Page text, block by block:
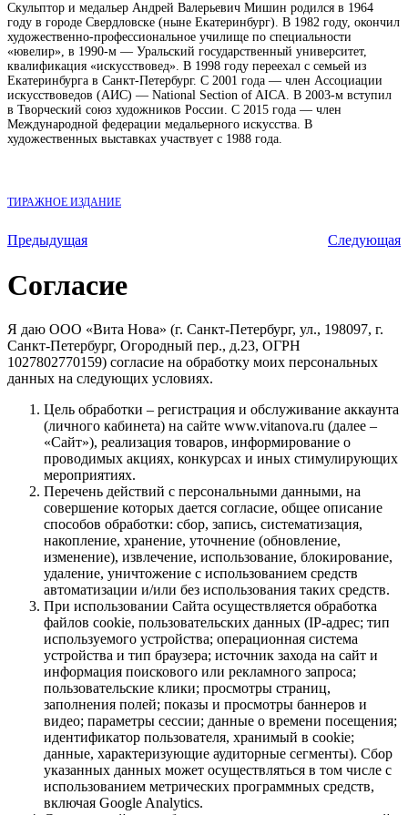
Скульптор и медальер Андрей Валерьевич Мишин родился в 1964
году в городе Свердловске (ныне Екатеринбург). В 1982 году, окончил
художественно-профессиональное училище по специальности
«ювелир», в 1990-м — Уральский государственный университет,
квалификация «искусствовед». В 1998 году переехал с семьей из
Екатеринбурга в Санкт-Петербург. С 2001 года — член Ассоциации
искусствоведов (АИС) — National Section of AICA. В 2003-м вступил
в Творческий союз художников России. С 2015 года — член
Международной федерации медальерного искусства. В
художественных выставках участвует с 1988 года.
ТИРАЖНОЕ ИЗДАНИЕ
Предыдущая Следующая
Согласие
Я даю ООО «Вита Нова» (г. Санкт-Петербург, ул., 198097, г.
Санкт-Петербург, Огородный пер., д.23, ОГРН
1027802770159) согласие на обработку моих персональных
данных на следующих условиях.
Цель обработки – регистрация и обслуживание аккаунта
(личного кабинета) на сайте www.vitanova.ru (далее –
«Сайт»), реализация товаров, информирование о
проводимых акциях, конкурсах и иных стимулирующих
мероприятиях.
Перечень действий с персональными данными, на
совершение которых дается согласие, общее описание
способов обработки: сбор, запись, систематизация,
накопление, хранение, уточнение (обновление,
изменение), извлечение, использование, блокирование,
удаление, уничтожение с использованием средств
автоматизации и/или без использования таких средств.
При использовании Сайта осуществляется обработка
файлов cookie, пользовательских данных (IP-адрес; тип
используемого устройства; операционная система
устройства и тип браузера; источник захода на сайт и
информация поискового или рекламного запроса;
пользовательские клики; просмотры страниц,
заполнения полей; показы и просмотры баннеров и
видео; параметры сессии; данные о времени посещения;
идентификатор пользователя, хранимый в cookie;
данные, характеризующие аудиторные сегменты). Сбор
указанных данных может осуществляться в том числе с
использованием метрических программных средств,
включая Google Analytics.